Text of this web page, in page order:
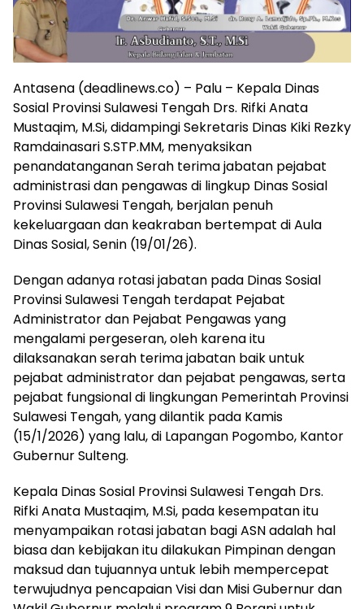
Antasena (deadlinews.co) – Palu – Kepala Dinas
Sosial Provinsi Sulawesi Tengah Drs. Rifki Anata
Mustaqim, M.Si, didampingi Sekretaris Dinas Kiki Rezky
Ramdainasari S.STP.MM, menyaksikan
penandatanganan Serah terima jabatan pejabat
administrasi dan pengawas di lingkup Dinas Sosial
Provinsi Sulawesi Tengah, berjalan penuh
kekeluargaan dan keakraban bertempat di Aula
Dinas Sosial, Senin (19/01/26).
Dengan adanya rotasi jabatan pada Dinas Sosial
Provinsi Sulawesi Tengah terdapat Pejabat
Administrator dan Pejabat Pengawas yang
mengalami pergeseran, oleh karena itu
dilaksanakan serah terima jabatan baik untuk
pejabat administrator dan pejabat pengawas, serta
pejabat fungsional di lingkungan Pemerintah Provinsi
Sulawesi Tengah, yang dilantik pada Kamis
(15/1/2026) yang lalu, di Lapangan Pogombo, Kantor
Gubernur Sulteng.
Kepala Dinas Sosial Provinsi Sulawesi Tengah Drs.
Rifki Anata Mustaqim, M.Si, pada kesempatan itu
menyampaikan rotasi jabatan bagi ASN adalah hal
biasa dan kebijakan itu dilakukan Pimpinan dengan
maksud dan tujuannya untuk lebih mempercepat
terwujudnya pencapaian Visi dan Misi Gubernur dan